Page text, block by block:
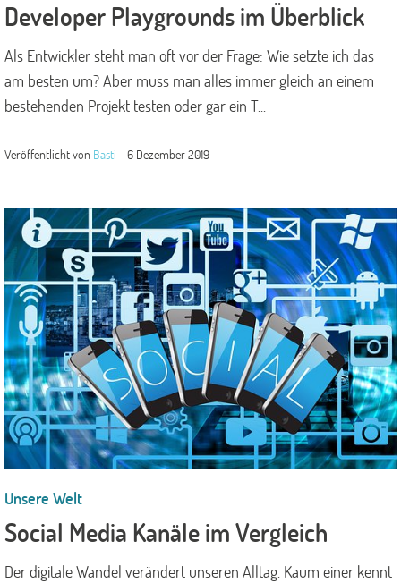
Developer Playgrounds im Überblick
Als Entwickler steht man oft vor der Frage: Wie setzte ich das
am besten um? Aber muss man alles immer gleich an einem
bestehenden Projekt testen oder gar ein T...
Veröffentlicht von Basti - 6 Dezember 2019
Unsere Welt
Social Media Kanäle im Vergleich
Der digitale Wandel verändert unseren Alltag. Kaum einer kennt